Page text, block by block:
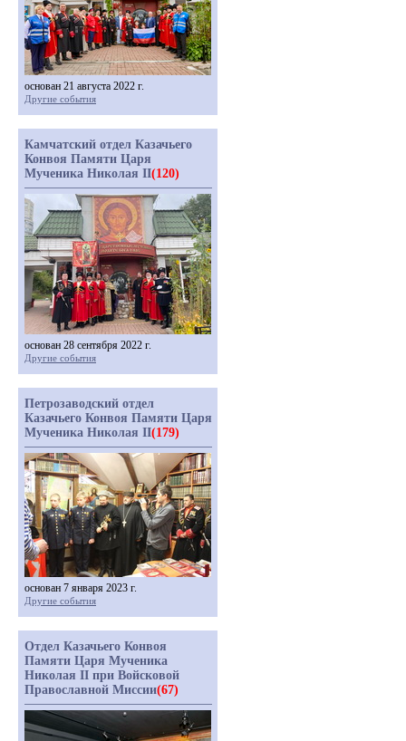
основан 21 августа 2022 г.
Другие события
Камчатский отдел Казачьего
Конвоя Памяти Царя
Мученика Николая II(120)
основан 28 сентября 2022 г.
Другие события
Петрозаводский отдел
Казачьего Конвоя Памяти Царя
Мученика Николая II(179)
основан 7 января 2023 г.
Другие события
Отдел Казачьего Конвоя
Памяти Царя Мученика
Николая II при Войсковой
Православной Миссии(67)